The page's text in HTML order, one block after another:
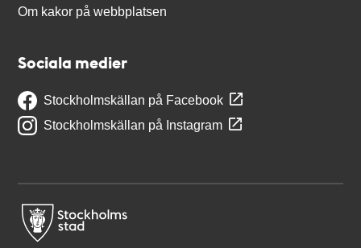
Om kakor på webbplatsen
Sociala medier
Stockholmskällan på Facebook
Stockholmskällan på Instagram